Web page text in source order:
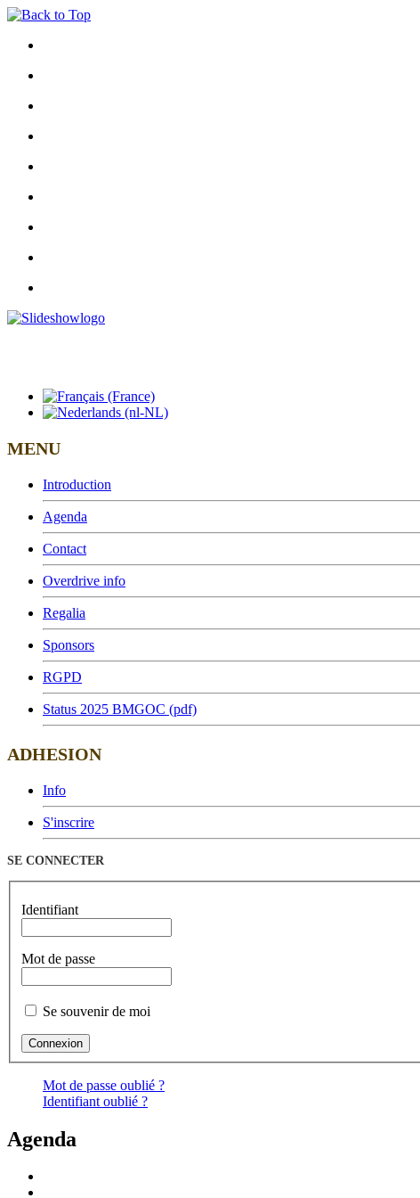
MENU
Introduction
Agenda
Contact
Overdrive info
Regalia
Sponsors
RGPD
Status 2025 BMGOC (pdf)
ADHESION
Info
S'inscrire
SE CONNECTER
Identifiant
Mot de passe
Se souvenir de moi
Mot de passe oublié ?
Identifiant oublié ?
Agenda